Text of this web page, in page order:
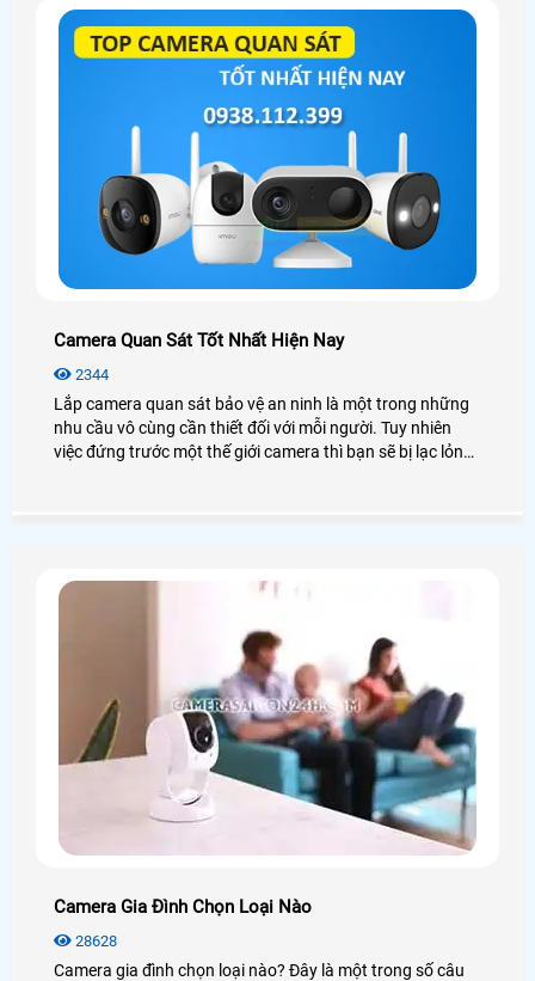
Camera Quan Sát Tốt Nhất Hiện Nay
2344
Lắp camera quan sát bảo vệ an ninh là một trong những
nhu cầu vô cùng cần thiết đối với mỗi người. Tuy nhiên
việc đứng trước một thế giới camera thì bạn sẽ bị lạc lỏng,
Camera Gia Đình Chọn Loại Nào
28628
Camera gia đình chọn loại nào? Đây là một trong số câu